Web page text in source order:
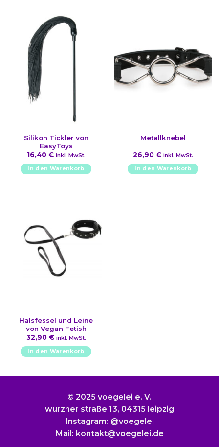
Silikon Tickler von
EasyToys
16,40 € inkl. MwSt.
In den Warenkorb
Metallknebel
26,90 € inkl. MwSt.
In den Warenkorb
Halsfessel und Leine
von Vegan Fetish
32,90 € inkl. MwSt.
In den Warenkorb
© 2025 voegelei e. V.
wurzner straße 13, 04315 leipzig
Instagram: @voegelei
Mail: kontakt@voegelei.de